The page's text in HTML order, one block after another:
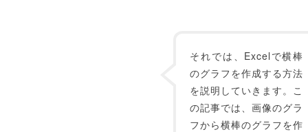
それでは、Excelで横棒
のグラフを作成する方法
を説明していきます。こ
の記事では、画像のグラ
フから横棒のグラフを作